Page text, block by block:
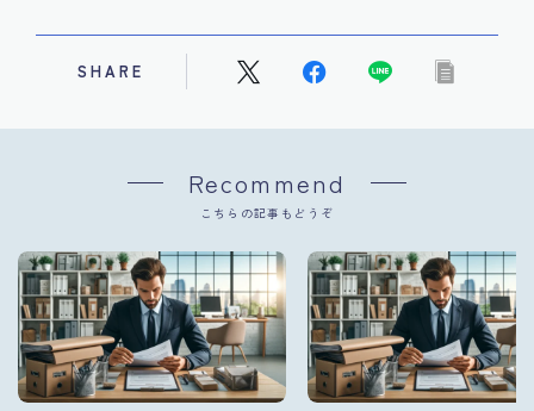
SHARE
Recommend
こちらの記事もどうぞ